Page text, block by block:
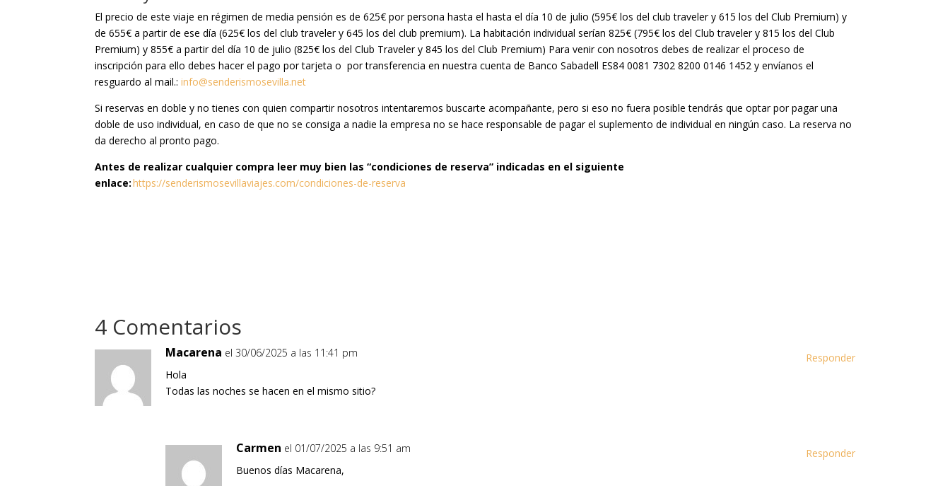
El precio de este viaje en régimen de media pensión es de 625€ por persona hasta el hasta el día 10 de julio (595€ los del club traveler y 615 los del Club Premium) y
de 655€ a partir de ese día (625€ los del club traveler y 645 los del club premium). La habitación individual serían 825€ (795€ los del Club traveler y 815 los del Club
Premium) y 855€ a partir del día 10 de julio (825€ los del Club Traveler y 845 los del Club Premium) Para venir con nosotros debes de realizar el proceso de
inscripción para ello debes hacer el pago por tarjeta o por transferencia en nuestra cuenta de Banco Sabadell ES84 0081 7302 8200 0146 1452 y envíanos el
resguardo al mail.:info@senderismosevilla.net
Si reservas en doble y no tienes con quien compartir nosotros intentaremos buscarte acompañante, pero si eso no fuera posible tendrás que optar por pagar una
doble de uso individual, en caso de que no se consiga a nadie la empresa no se hace responsable de pagar el suplemento de individual en ningún caso. La reserva no
da derecho al pronto pago.
Antes de realizar cualquier compra leer muy bien las “condiciones de reserva” indicadas en el siguiente
enlace:https://senderismosevillaviajes.com/condiciones-de-reserva
4 Comentarios
Macarena el 30/06/2025 a las 11:41 pm
Hola
Todas las noches se hacen en el mismo sitio?
Responder
Carmen el 01/07/2025 a las 9:51 am
Buenos días Macarena,
Responder